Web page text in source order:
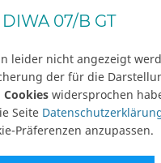
07/B GT
leider nicht angezeigt
der für die
Cookies widersprochen
Seite
Präferenzen anzupassen.